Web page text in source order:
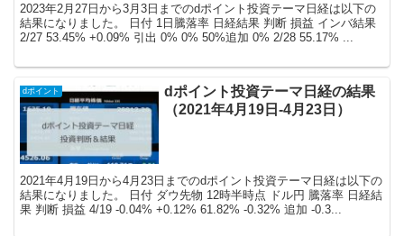
2023年2月27日から3月3日までのdポイント投資テーマ日経は以下の
結果になりました。 日付 1日騰落率 日経結果 判断 損益 インバ結果
2/27 53.45% +0.09% 引出 0% 0% 50%追加 0% 2/28 55.17% ...
dポイント
dポイント投資テーマ日経の結果
（2021年4月19日-4月23日）
2021年4月19日から4月23日までのdポイント投資テーマ日経は以下の
結果になりました。 日付 ダウ先物 12時半時点 ドル円 騰落率 日経結
果 判断 損益 4/19 -0.04% +0.12% 61.82% -0.32% 追加 -0.3...